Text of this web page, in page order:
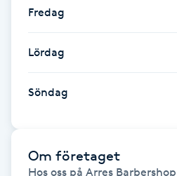
Gua Sha-massage
Hatha Yoga
Healing
Fredag
Lördag
Söndag
Om företaget
Hos oss på Arres